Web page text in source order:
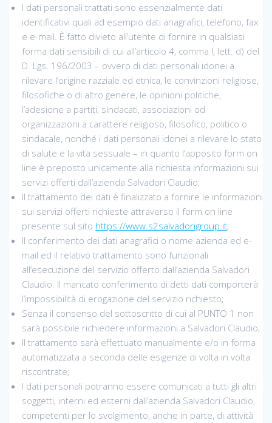
I dati personali trattati sono essenzialmente dati
identificativi quali ad esempio dati anagrafici, telefono, fax
e e-mail. È fatto divieto all’utente di fornire in qualsiasi
forma dati sensibili di cui all’articolo 4, comma I, lett. d) del
D. Lgs. 196/2003 – ovvero di dati personali idonei a
rilevare l’origine razziale ed etnica, le convinzioni religiose,
filosofiche o di altro genere, le opinioni politiche,
l’adesione a partiti, sindacati, associazioni od
organizzazioni a carattere religioso, filosofico, politico o
sindacale, nonché i dati personali idonei a rilevare lo stato
di salute e la vita sessuale – in quanto l’apposito form on
line è preposto unicamente alla richiesta informazioni sui
servizi offerti dall’azienda Salvadori Claudio;
Il trattamento dei dati è finalizzato a fornire le informazioni
sui servizi offerti richieste attraverso il form on line
presente sul sito https://www.s2salvadorigroup.it;
Il conferimento dei dati anagrafici o nome azienda ed e-
mail ed il relativo trattamento sono funzionali
all’esecuzione del servizio offerto dall’azienda Salvadori
Claudio. Il mancato conferimento di detti dati comporterà
l’impossibilità di erogazione del servizio richiesto;
Senza il consenso del sottoscritto di cui al PUNTO 1 non
sarà possibile richiedere informazioni a Salvadori Claudio;
Il trattamento sarà effettuato manualmente e/o in forma
automatizzata a seconda delle esigenze di volta in volta
riscontrate;
I dati personali potranno essere comunicati a tutti gli altri
soggetti, interni ed esterni dall’azienda Salvadori Claudio,
competenti per lo svolgimento, anche in parte, di attività